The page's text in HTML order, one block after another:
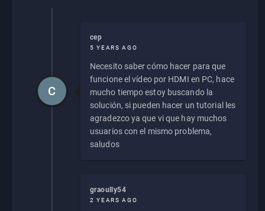
cep
5 YEARS AGO
Necesito saber cómo hacer para que
funcione el vídeo por HDMI en PC, hace
mucho tiempo estoy buscando la
solución, si pueden hacer un tutorial les
agradezco ya que vi que hay muchos
usuarios con el mismo problema,
saludos
C
graoully54
2 YEARS AGO